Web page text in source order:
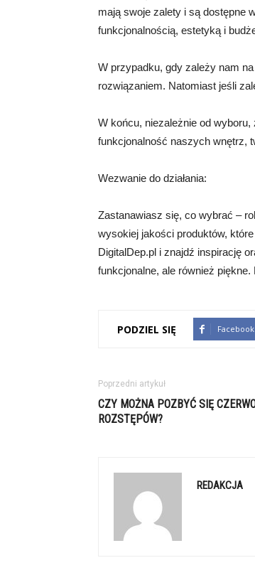
mają swoje zalety i są dostępne
funkcjonalnością, estetyką i
W przypadku, gdy zależy nam
rozwiązaniem. Natomiast jeśli
W końcu, niezależnie od
funkcjonalność naszych wnętrz,
Wezwanie do działania:
Zastanawiasz się, co wybrać –
wysokiej jakości produktów,
DigitalDep.pl i znajdź inspirację
funkcjonalne, ale również
PODZIEL SIĘ Facebook
Poprzedni artykuł
CZY MOŻNA POZBYĆ SIĘ
ROZSTĘPÓW?
REDAKCJA